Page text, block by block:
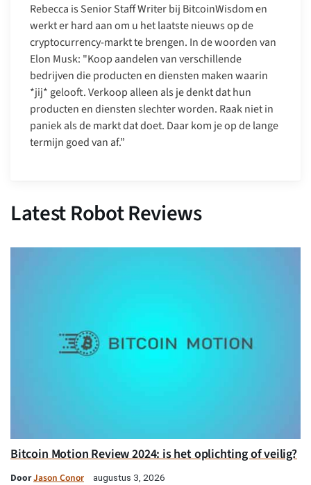
Rebecca is Senior Staff Writer bij BitcoinWisdom en
werkt er hard aan om u het laatste nieuws op de
cryptocurrency-markt te brengen. In de woorden van
Elon Musk: "Koop aandelen van verschillende
bedrijven die producten en diensten maken waarin
*jij* gelooft. Verkoop alleen als je denkt dat hun
producten en diensten slechter worden. Raak niet in
paniek als de markt dat doet. Daar kom je op de lange
termijn goed van af.”
Latest Robot Reviews
Bitcoin Motion Review 2024: is het oplichting of veilig?
DoorJason Conor augustus 3, 2026